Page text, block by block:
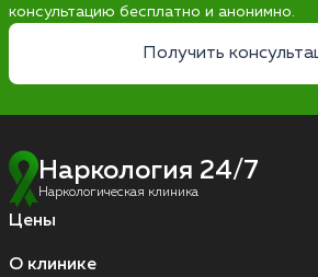
консультацию бесплатно и анонимно.
Получить
Наркология 24/7
Наркологическая клиника
Цены
О клинике